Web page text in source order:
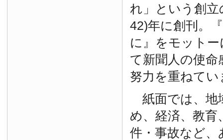
れ」という創
42)年に創刊。
に』をモット
て新聞人の使命
努力を重ねてい
紙面では、地
め、経済、教育
件・事故など